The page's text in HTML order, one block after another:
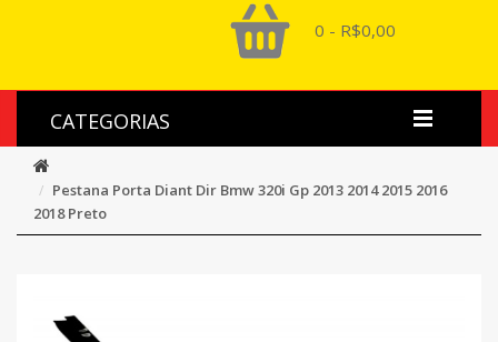
0 - R$0,00
CATEGORIAS
Pestana Porta Diant Dir Bmw 320i Gp 2013 2014 2015 2016
2018 Preto